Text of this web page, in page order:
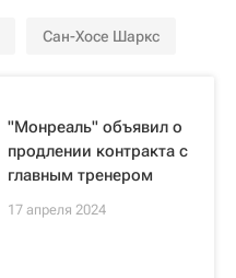
Сан-Хосе Шаркс
"Монреаль" объявил о
продлении контракта с
главным тренером
17 апреля 2024